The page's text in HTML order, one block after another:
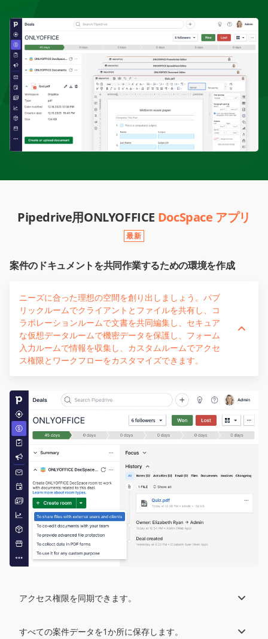
Pipedrive用ONLYOFFICE DocSpace アプリ
最新
案件のドキュメントを共同作業するための環境を作成
ニーズに合った理想の空間を創り出しましょう。パブ
リックルームでクライアントとファイルを共有し、コ
ラボレーションルームで文書を共同編集し、セキュア
な仮想データルームで機密データを保護し、フォーム
入力ルームで情報を収集し、カスタムルームでアクセ
ス権限とワークフローをカスタマイズできます。
アクセス権限を同期できます。
すべての案件データを1か所に保存します。